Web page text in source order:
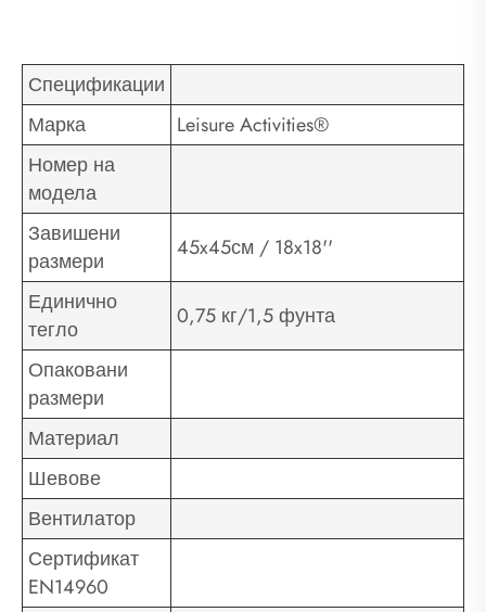
Спецификации
Марка
Leisure Activities®
Номер на
модела
Завишени
размери
45x45см / 18x18''
Единично
тегло
0,75 кг/1,5 фунта
Опаковани
размери
Материал
Шевове
Вентилатор
Сертификат
EN14960